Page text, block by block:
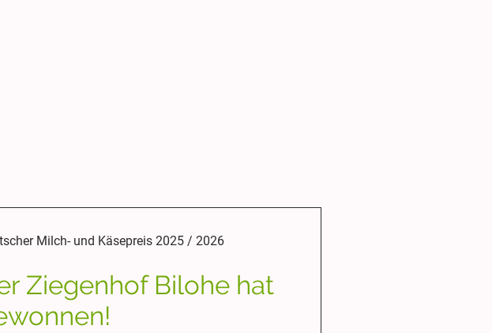
Milch- und Käsepreis 2025 / 2026
Ziegenhof Bilohe hat